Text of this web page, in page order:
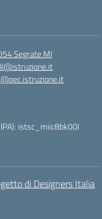
Segrate MI
istsc_miic8bk00l
di Designers Italia